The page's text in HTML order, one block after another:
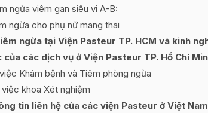
ngừa viêm gan siêu vi A-B:
ngừa cho phụ nữ mang thai
ngừa tại Viện Pasteur TP. HCM và kinh
của các dịch vụ ở Viện Pasteur TP. Hồ Chí
Khám bệnh và Tiêm phòng ngừa
khoa Xét nghiệm
tin liên hệ của các viện Pasteur ở Việt Nam